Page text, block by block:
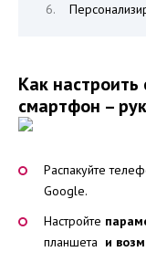
Как
смартфон –
Распакуйте
Google.
Настройте
планшета и